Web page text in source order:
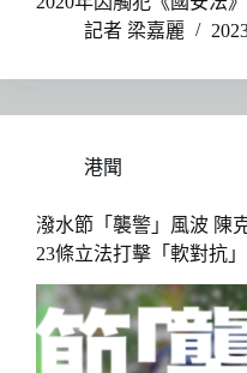
記者 梁嘉麗
港聞
潑水節「襲警」風波 陳
23條立法打擊「軟對抗」